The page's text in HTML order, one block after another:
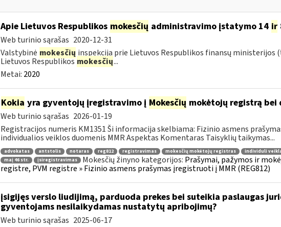
Apie Lietuvos Respublikos mokesčių administravimo įstatymo 14 ir
Web turinio sąrašas 2020-12-31
Valstybinė mokesčių inspekcija prie Lietuvos Respublikos finansų ministerijos
Lietuvos Respublikosmokesčių...
Metai: 2020
Kokia yra gyventojų įregistravimo į Mokesčių mokėtojų registrą
Web turinio sąrašas 2026-01-19
Registracijos numeris KM1351 Ši informacija skelbiama: Fizinio asmens
individualios veiklos duomenis MMR Aspektas Komentaras Taisyklių taikymas...
advokatas antstolis notaras reg812 registravimas mokesčių mokėtojų registras individuli
maį 46 str.
įsiregistravimas Mokesčių žinyno kategorijos: Prašymai, pažymos ir
registre, PVM registre » Fizinio asmens prašymas įregistruoti į MMR (REG812)
įsigijęs verslo liudijimą, parduoda prekes bei suteikia paslaugas
gyventojams nesilaikydamas nustatytų apribojimų?
Web turinio sąrašas 2025-06-17